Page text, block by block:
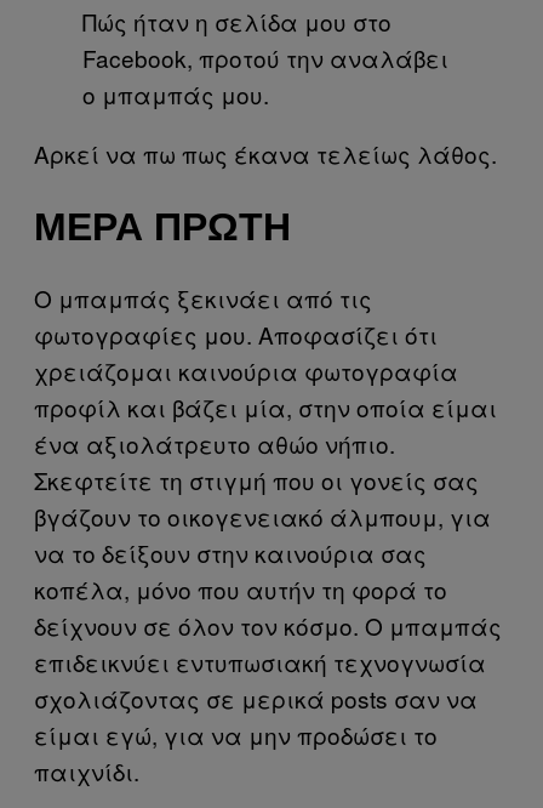
Πώς ήταν η σελίδα μου στο
Facebook, προτού την αναλάβει
ο μπαμπάς μου.
Αρκεί να πω πως έκανα τελείως λάθος.
ΜΈΡΑ ΠΡΏΤΗ
Ο μπαμπάς ξεκινάει από τις
φωτογραφίες μου. Αποφασίζει ότι
χρειάζομαι καινούρια φωτογραφία
προφίλ και βάζει μία, στην οποία είμαι
ένα αξιολάτρευτο αθώο νήπιο.
Σκεφτείτε τη στιγμή που οι γονείς σας
βγάζουν το οικογενειακό άλμπουμ, για
να το δείξουν στην καινούρια σας
κοπέλα, μόνο που αυτήν τη φορά το
δείχνουν σε όλον τον κόσμο. Ο μπαμπάς
επιδεικνύει εντυπωσιακή τεχνογνωσία
σχολιάζοντας σε μερικά posts σαν να
είμαι εγώ, για να μην προδώσει το
παιχνίδι.